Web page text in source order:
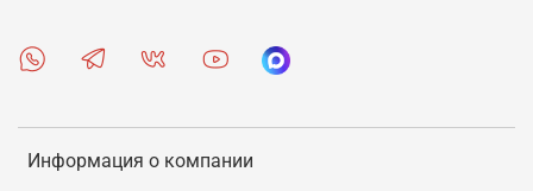
Информация о компании